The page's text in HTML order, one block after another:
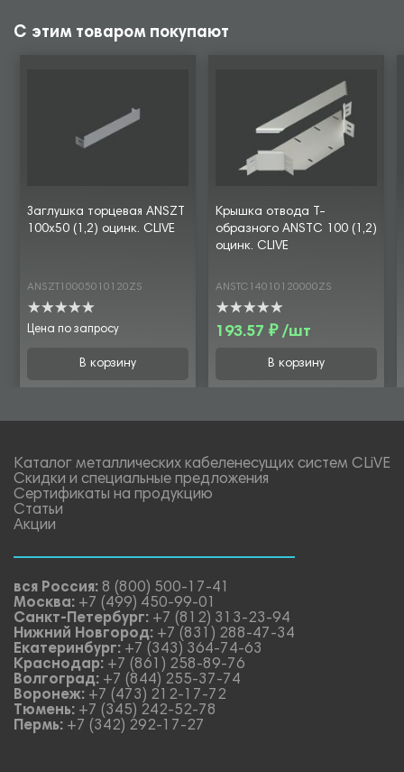
С этим товаром покупают
Заглушка торцевая ANSZT
100х50 (1,2) оцинк. CLIVE
ANSZT10005010120ZS
Цена по запросу
В корзину
Крышка отвода Т-
образного ANSTC 100 (1,2)
оцинк. CLIVE
ANSTC14010120000ZS
193.57 ₽ /шт
В корзину
Каталог металлических кабеленесущих систем CLiVE
Скидки и специальные предложения
Сертификаты на продукцию
Статьи
Акции
вся Россия: 8 (800) 500-17-41
Москва: +7 (499) 450-99-01
Санкт-Петербург: +7 (812) 313-23-94
Нижний Новгород: +7 (831) 288-47-34
Екатеринбург: +7 (343) 364-74-63
Краснодар: +7 (861) 258-89-76
Волгоград: +7 (844) 255-37-74
Воронеж: +7 (473) 212-17-72
Тюмень: +7 (345) 242-52-78
Пермь: +7 (342) 292-17-27